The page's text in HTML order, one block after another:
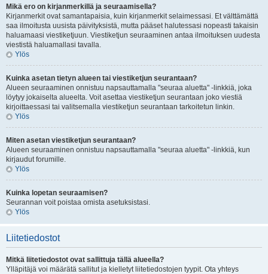
Mikä ero on kirjanmerkillä ja seuraamisella?
Kirjanmerkit ovat samantapaisia, kuin kirjanmerkit selaimessasi. Et välttämättä
saa ilmoitusta uusista päivityksistä, mutta pääset halutessasi nopeasti takaisin
haluamaasi viestiketjuun. Viestiketjun seuraaminen antaa ilmoituksen uudesta
viestistä haluamallasi tavalla.
Ylös
Kuinka asetan tietyn alueen tai viestiketjun seurantaan?
Alueen seuraaminen onnistuu napsauttamalla "seuraa aluetta" -linkkiä, joka
löytyy jokaiselta alueelta. Voit asettaa viestiketjun seurantaan joko viestiä
kirjoittaessasi tai valitsemalla viestiketjun seurantaan tarkoitetun linkin.
Ylös
Miten asetan viestiketjun seurantaan?
Alueen seuraaminen onnistuu napsauttamalla "seuraa aluetta" -linkkiä, kun
kirjaudut forumille.
Ylös
Kuinka lopetan seuraamisen?
Seurannan voit poistaa omista asetuksistasi.
Ylös
Liitetiedostot
Mitkä liitetiedostot ovat sallittuja tällä alueella?
Ylläpitäjä voi määrätä sallitut ja kielletyt liitetiedostojen tyypit. Ota yhteys